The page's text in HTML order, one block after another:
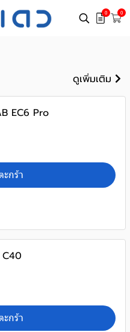
0 0
ดูเพิ่มเติม
EC6 Pro
กร้า
กร้า